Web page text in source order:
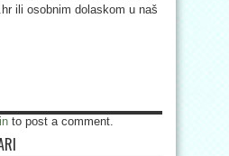
ili osobnim dolaskom u naš
to post a comment.